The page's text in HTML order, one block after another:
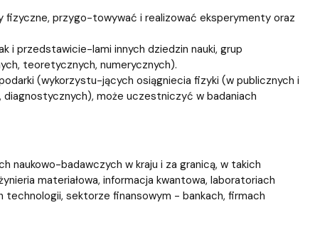
fizyczne, przygo-towywać i realizować eksperymenty oraz
i przedstawicie-lami innych dziedzin nauki, grup
teoretycznych, numerycznych).
(wykorzystu-jących osiągniecia fizyki (w publicznych i
może uczestniczyć w badaniach
naukowo-badawczych w kraju i za granicą, w takich
materiałowa, informacja kwantowa, laboratoriach
sektorze finansowym - bankach, firmach